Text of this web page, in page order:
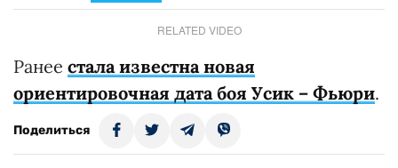
RELATED VIDEO
Ранее стала известна новая
ориентировочная дата боя Усик – Фьюри.
Поделиться